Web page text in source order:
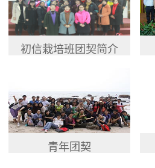
初信栽培班团契简介
青年团契